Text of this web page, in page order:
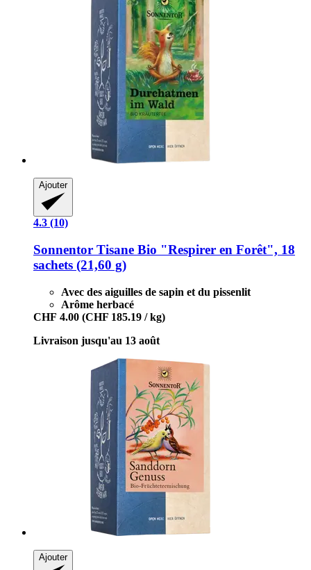
Ajouter
4.3 (10)
Sonnentor Tisane Bio "Respirer en Forêt", 18
sachets (21,60 g)
Avec des aiguilles de sapin et du pissenlit
Arôme herbacé
CHF 4.00 (CHF 185.19 / kg)
Livraison jusqu'au 13 août
Ajouter